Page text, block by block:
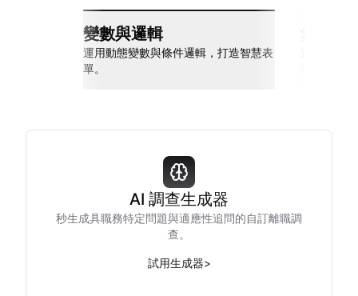
變數與邏輯
運用動態變數與條件邏輯，打造智慧表
單。
AI 調查生成器
秒生成具職務特定問題與適應性追問的自訂離職調
查。
試用生成器>